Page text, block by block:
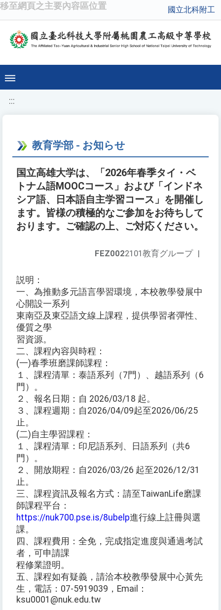
移至網頁之主要內容區位置 國立北科附工
:::
教育学部 - お知らせ
国立高雄大学は、「2026年春季タイ・ベ
トナム語MOOCコース」および「インドネ
シア語、日本語自主学習コース」を開催し
ます。皆様の積極的なご参加をお待ちして
おります。ご確認の上、ご対応ください。
FEZ0022101教育グループ |
説明：
一、為推動多元語言學習環境，本校教學發展中
心開設一系列
東南亞及東亞語文線上課程，提供學習者彈性、
優質之學
習資源。
二、課程內容與時程：
(一)春季班磨課師課程：
１、課程清單：泰語系列（7門）、越語系列（6
門）。
２、報名日期：自 2026/03/18 起。
３、課程週期：自2026/04/09起至2026/06/25
止。
(二)自主學習課程：
１、課程清單：印尼語系列、日語系列（共6
門）。
２、開放期程：自2026/03/26 起至2026/12/31
止。
三、課程資訊及報名方式：請至TaiwanLife磨課
師課程平台：
https://nuk700.pse.is/8ubelp進行線上註冊與選
課。
四、課程費用：全免，完成指定進度與通過考試
者，可申請課
程修業證明。
五、課程如有疑義，請洽本校教學發展中心黃先
生，電話：07-5919039，Email：
ksu0001@nuk.edu.tw